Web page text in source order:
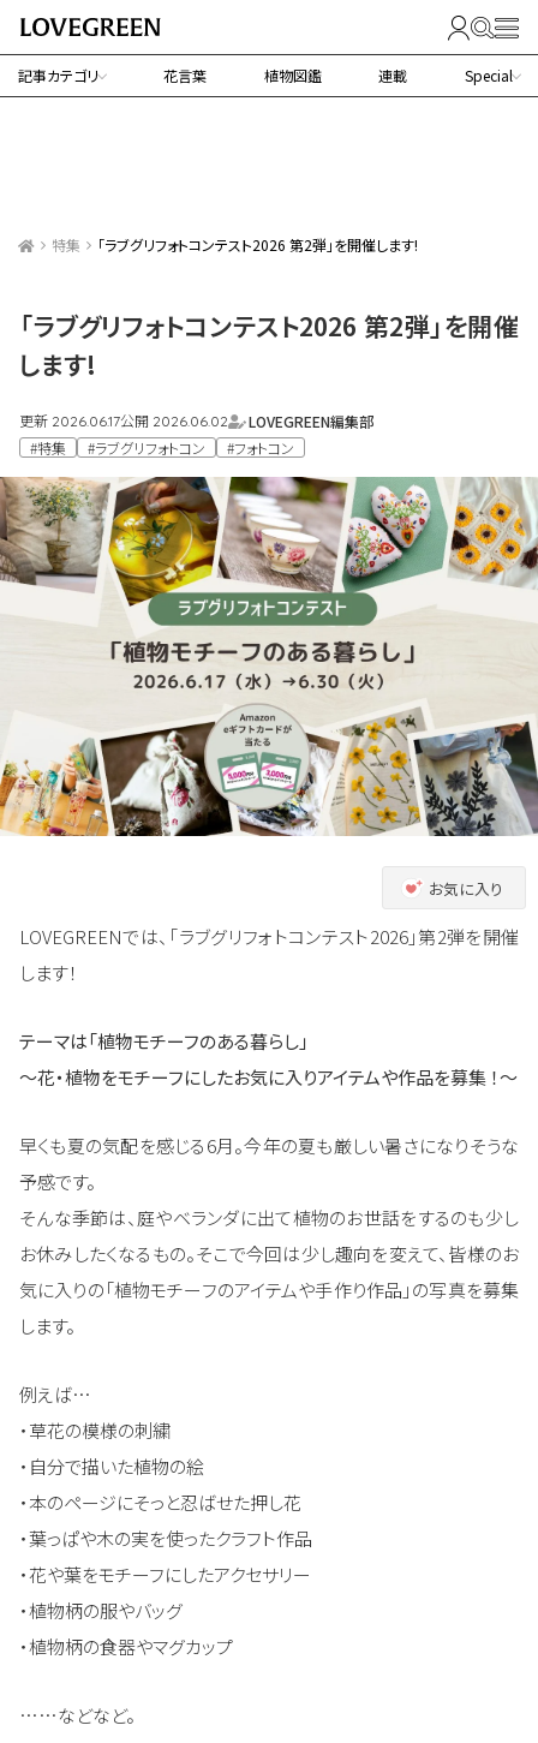
記事カテゴリ 花言葉 植物図鑑 連載 Special
特集 「ラブグリフォトコンテスト2026 第2弾」を開催します!
「ラブグリフォトコンテスト2026 第2弾」を開催
します!
更新 2026.06.17公開 2026.06.02
LOVEGREEN編集部
#特集
#ラブグリフォトコン #フォトコン
お気に入り
LOVEGREENでは、「ラブグリフォトコンテスト2026」第2弾を開催
します！
テーマは「植物モチーフのある暮らし」
～花・植物をモチーフにしたお気に入りアイテムや作品を募集 ！～
早くも夏の気配を感じる6月。今年の夏も厳しい暑さになりそうな
予感です。
そんな季節は、庭やベランダに出て植物のお世話をするのも少し
お休みしたくなるもの。そこで今回は少し趣向を変えて、皆様のお
気に入りの「植物モチーフのアイテムや手作り作品」の写真を募集
します。
例えば…
・草花の模様の刺繍
・自分で描いた植物の絵
・本のページにそっと忍ばせた押し花
・葉っぱや木の実を使ったクラフト作品
・花や葉をモチーフにしたアクセサリー
・植物柄の服やバッグ
・植物柄の食器やマグカップ
……などなど。